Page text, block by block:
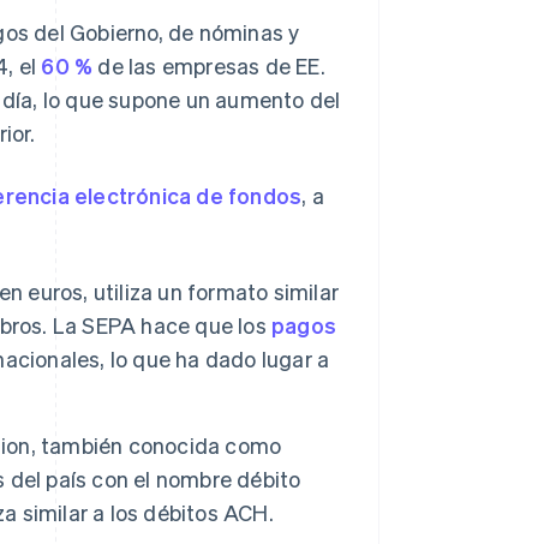
del Gobierno, de nóminas y
el 60 % de las empresas de EE.
lo que supone un aumento del
electrónica de fondos, a
euros, utiliza un formato similar
La SEPA hace que los pagos
lo que ha dado lugar a
también conocida como
país con el nombre débito
similar a los débitos ACH.